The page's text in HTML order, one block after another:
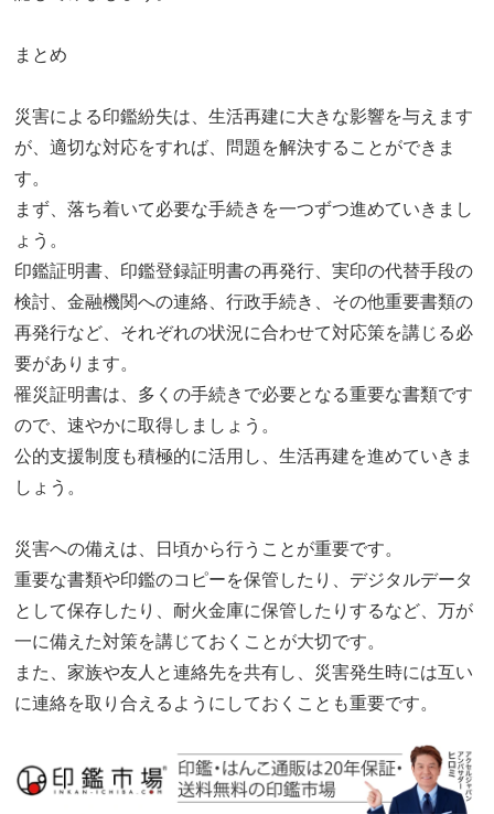
まとめ
災害による印鑑紛失は、生活再建に大きな影響を与えます
が、適切な対応をすれば、問題を解決することができま
す。
まず、落ち着いて必要な手続きを一つずつ進めていきまし
ょう。
印鑑証明書、印鑑登録証明書の再発行、実印の代替手段の
検討、金融機関への連絡、行政手続き、その他重要書類の
再発行など、それぞれの状況に合わせて対応策を講じる必
要があります。
罹災証明書は、多くの手続きで必要となる重要な書類です
ので、速やかに取得しましょう。
公的支援制度も積極的に活用し、生活再建を進めていきま
しょう。
災害への備えは、日頃から行うことが重要です。
重要な書類や印鑑のコピーを保管したり、デジタルデータ
として保存したり、耐火金庫に保管したりするなど、万が
一に備えた対策を講じておくことが大切です。
また、家族や友人と連絡先を共有し、災害発生時には互い
に連絡を取り合えるようにしておくことも重要です。